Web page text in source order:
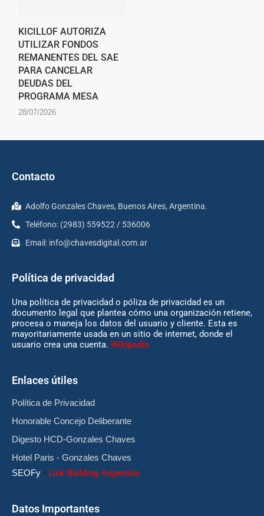
KICILLOF AUTORIZA
UTILIZAR FONDOS
REMANENTES DEL SAE
PARA CANCELAR
DEUDAS DEL
PROGRAMA MESA
28/07/2026
Contacto
Adolfo Gonzales Chaves, Buenos Aires, Argentina.
Teléfono: (2983) 559522 / 536006
Email: info@chavesdigital.com.ar
Política de privacidad
Una política de privacidad o póliza de privacidad es un
documento legal que plantea cómo una organización retiene,
procesa o maneja los datos del usuario y cliente. Esta es
mayoritariamente usada en un sitio de internet, donde el
usuario crea una cuenta. Wikipedia
Enlaces útiles
Política de Privacidad
Honorable Concejo Deliberante
Digesto HCD-Gonzales Chaves
Hotel Paris - Gonzales Chaves
SEOFy - Link Building Argentina
Datos Importantes